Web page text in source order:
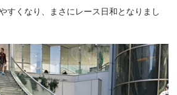
すくなり、まさにレース日和となりまし